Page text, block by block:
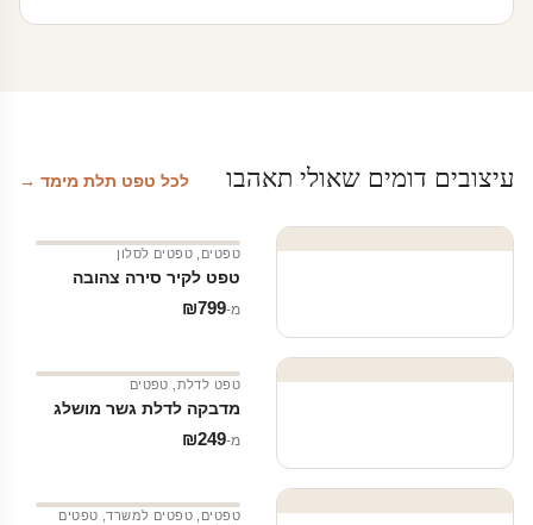
עיצובים דומים שאולי תאהבו לכל טפט תלת מימד →
טפטים , טפטים לסלון
טפט לקיר סירה צהובה
מ‑ ₪799
טפט לדלת, טפטים
מדבקה לדלת גשר מושלג
מ‑ ₪249
טפטים , טפטים למשרד, טפטים